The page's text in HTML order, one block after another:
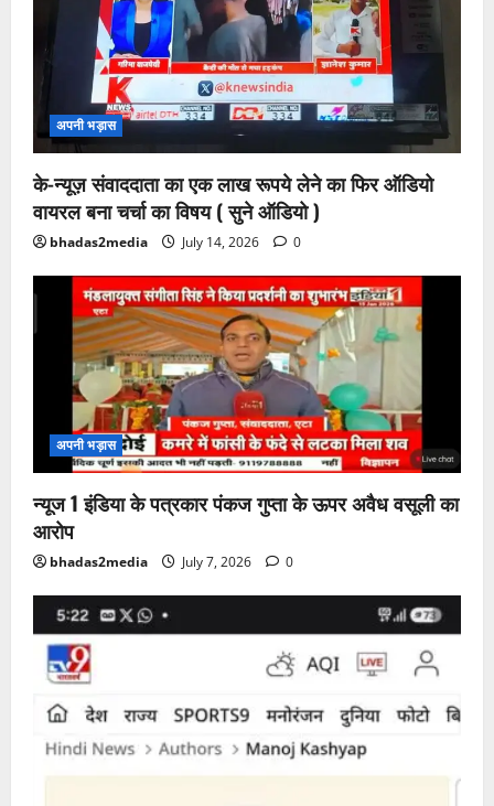
अपनी भड़ास
के-न्यूज़ संवाददाता का एक लाख रूपये लेने का फिर ऑडियो
वायरल बना चर्चा का विषय ( सुने ऑडियो )
bhadas2media July 14, 2026 0
अपनी भड़ास
न्यूज 1 इंडिया के पत्रकार पंकज गुप्ता के ऊपर अवैध वसूली का
आरोप
bhadas2media July 7, 2026 0